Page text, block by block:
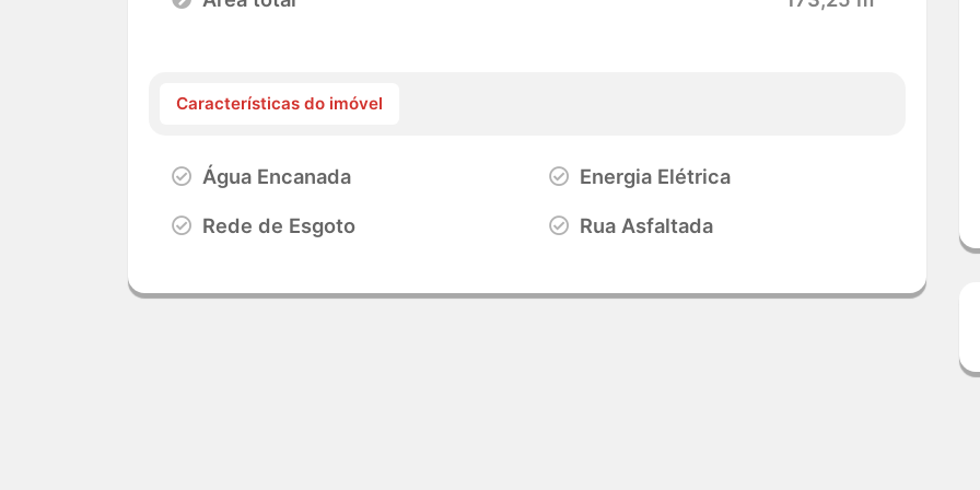
Características do imóvel
Água Encanada Energia Elétrica
Rede de Esgoto Rua Asfaltada